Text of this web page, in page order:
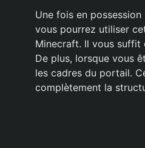
Une fois en possession
vous pourrez utiliser
Minecraft. Il vous suffit
De plus, lorsque vous
les cadres du portail.
complètement la